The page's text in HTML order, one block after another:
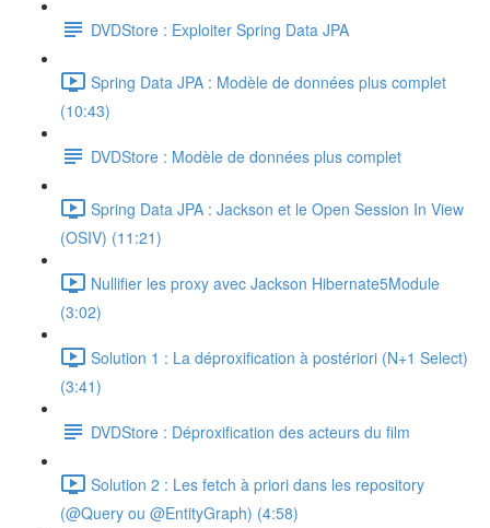
DVDStore : Exploiter Spring Data JPA
Spring Data JPA : Modèle de données plus complet
(10:43)
DVDStore : Modèle de données plus complet
Spring Data JPA : Jackson et le Open Session In View
(OSIV) (11:21)
Nullifier les proxy avec Jackson Hibernate5Module
(3:02)
Solution 1 : La déproxification à postériori (N+1 Select)
(3:41)
DVDStore : Déproxification des acteurs du film
Solution 2 : Les fetch à priori dans les repository
(@Query ou @EntityGraph) (4:58)